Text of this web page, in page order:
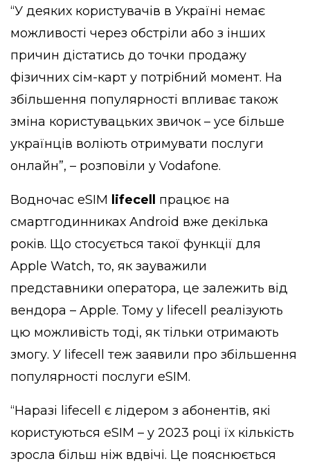
“У деяких користувачів в Україні немає
можливості через обстріли або з інших
причин дістатись до точки продажу
фізичних сім-карт у потрібний момент. На
збільшення популярності впливає також
зміна користувацьких звичок – усе більше
українців воліють отримувати послуги
онлайн”, – розповіли у Vodafone.
Водночас eSIM lifecell
працює на
смартгодинниках Android вже декілька
років. Що стосується такої функції для
Apple Watch, то, як зауважили
представники оператора, це залежить від
вендора – Apple. Тому у lifecell реалізують
цю можливість тоді, як тільки отримають
змогу. У lifecell теж заявили про збільшення
популярності послуги eSIM.
“Наразі lifecell є лідером з абонентів, які
користуються eSIM – у 2023 році їх кількість
зросла більш ніж вдвічі. Це пояснюється